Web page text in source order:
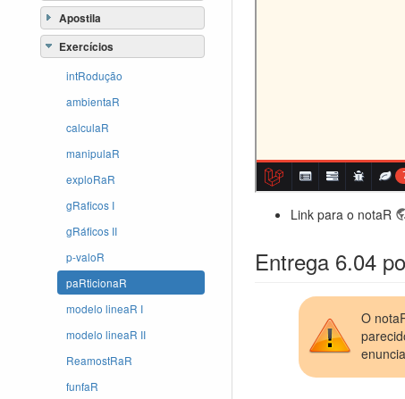
Apostila
Exercícios
intRodução
ambientaR
calculaR
manipulaR
exploRaR
gRaficos I
gRáficos II
p-valoR
paRticionaR
modelo lineaR I
modelo lineaR II
ReamostRaR
funfaR
Link para o notaR
Entrega 6.04
O